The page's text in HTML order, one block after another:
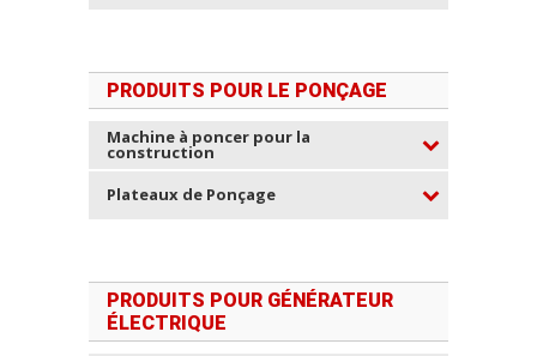
PRODUITS POUR LE PONÇAGE
Machine à poncer pour la
construction
Plateaux de Ponçage
PRODUITS POUR GÉNÉRATEUR
ÉLECTRIQUE